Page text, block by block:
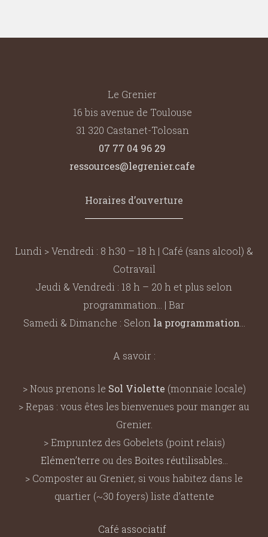
Le Grenier
16 bis avenue de Toulouse
31 320 Castanet-Tolosan
07 77 04 96 29
ressources@legrenier.cafe
Horaires d’ouverture
Lundi > Vendredi : 8 h30 – 18 h | Café (sans alcool) &
Cotravail
Jeudi & Vendredi : 18 h – 20 h et plus selon
programmation… | Bar
Samedi & Dimanche : Selon la programmation
A savoir :
> Nous prenons le Sol Violette (monnaie locale)
> Repas : vous êtes les bienvenues pour manger au
Grenier.
> Empruntez des Gobelets (point relais)
Elémen’terre ou des Boites réutilisables
> Composter au Grenier, si vous habitez dans le
quartier (~30 foyers) liste d’attente
Café associatif